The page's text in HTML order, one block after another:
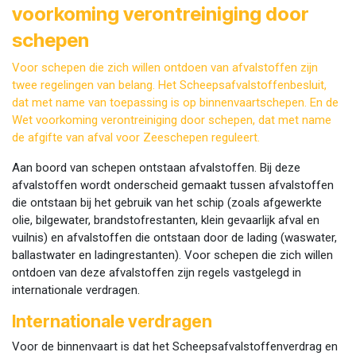
voorkoming verontreiniging door
schepen
Voor schepen die zich willen ontdoen van afvalstoffen zijn
twee regelingen van belang. Het Scheepsafvalstoffenbesluit,
dat met name van toepassing is op binnenvaartschepen. En de
Wet voorkoming verontreiniging door schepen, dat met name
de afgifte van afval voor Zeeschepen reguleert.
Aan boord van schepen ontstaan afvalstoffen. Bij deze
afvalstoffen wordt onderscheid gemaakt tussen afvalstoffen
die ontstaan bij het gebruik van het schip (zoals afgewerkte
olie, bilgewater, brandstofrestanten, klein gevaarlijk afval en
vuilnis) en afvalstoffen die ontstaan door de lading (waswater,
ballastwater en ladingrestanten). Voor schepen die zich willen
ontdoen van deze afvalstoffen zijn regels vastgelegd in
internationale verdragen.
Internationale verdragen
Voor de binnenvaart is dat het Scheepsafvalstoffenverdrag en